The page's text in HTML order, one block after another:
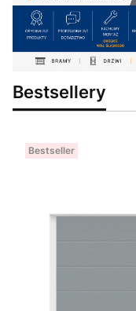
Bestsellery
Bestseller